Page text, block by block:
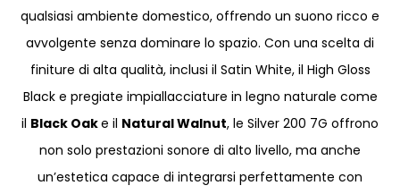
qualsiasi ambiente domestico, offrendo un suono ricco e
avvolgente senza dominare lo spazio. Con una scelta di
finiture di alta qualità, inclusi il Satin White, il High Gloss
Black e pregiate impiallacciature in legno naturale come
il Black Oake il Natural Walnut, le Silver 200 7G offrono
non solo prestazioni sonore di alto livello, ma anche
un’estetica capace di integrarsi perfettamente con